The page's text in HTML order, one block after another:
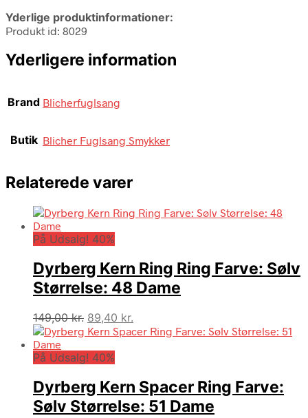
Yderlige produktinformationer:
Produkt id: 8029
Yderligere information
Brand Blicherfuglsang
Butik Blicher Fuglsang Smykker
Relaterede varer
På Udsalg! 40%
Dyrberg Kern Ring Ring Farve: Sølv
Størrelse: 48 Dame
149,00kr. Den
oprindelige
var:
89,40 kr.
aktuelle
På Udsalg! 40%
Dyrberg Kern Spacer Ring Farve:
Sølv Størrelse: 51 Dame